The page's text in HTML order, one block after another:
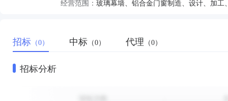
经营范围：
招标 （0） 中标 （0） 代理 （0）
招标分析